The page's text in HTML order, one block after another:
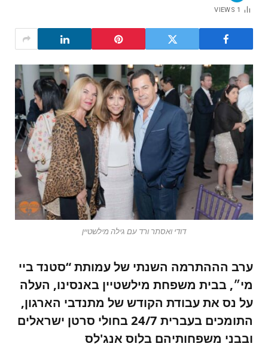
1
VIEWS
דודי ואסתר ורד עם גילה מילשטיין
ערב הההתרמה השנתי של עמותת “סטנד ביי
מי״, בבית משפחת מילשטיין באנסינו, העלה
על נס את עבודת הקודש של מתנדבי הארגון,
התומכים בעברית 24/7 בחולי סרטן ישראלים
ובבני משפחותיהם בלוס אנג'לס